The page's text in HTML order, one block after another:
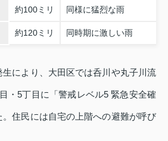
約100ミリ 同様に猛烈な雨
約120ミリ 同時期に激しい雨
生により、大田区では呑川や丸子川流
・5丁目に「警戒レベル5 緊急安全確
住民には自宅の上階への避難が呼び